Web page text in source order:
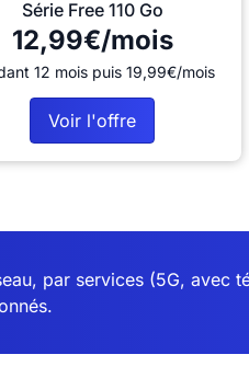
Série Free 110 Go
12,99€/mois
12 mois puis 19,99€/mois
Voir l'offre
par services (5G, avec